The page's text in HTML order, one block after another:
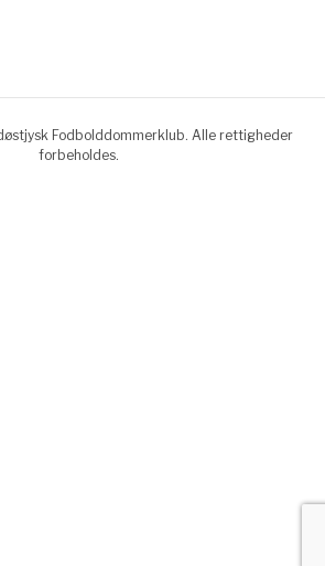
Fodbolddommerklub. Alle rettigheder
forbeholdes.